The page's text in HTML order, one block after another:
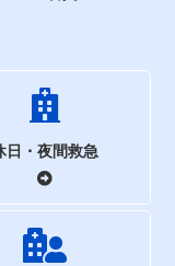
日・夜間救急